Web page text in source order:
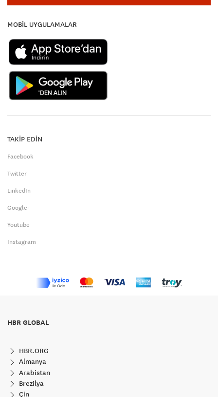
MOBİL UYGULAMALAR
TAKİP EDİN
Facebook
Twitter
LinkedIn
Google+
Youtube
Instagram
HBR GLOBAL
HBR.ORG
Almanya
Arabistan
Brezilya
Çin